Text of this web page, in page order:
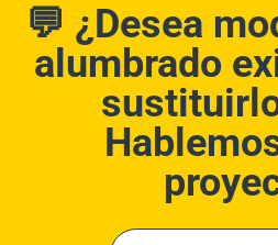
💬 ¿Desea
alumbrado